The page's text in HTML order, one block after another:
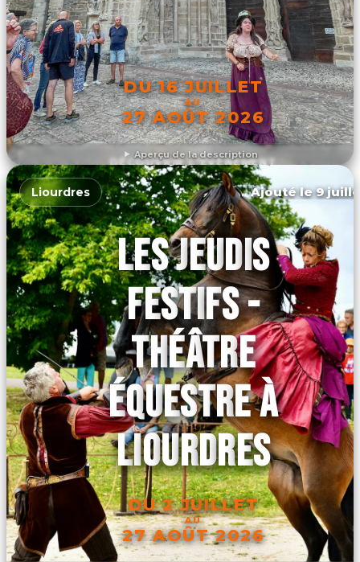
Aperçu de la description
DU 16 JUILLET
AU
27 AOÛT 2026
DÉCOUVRIR L'ÉVÉNEMENT
Liourdres Ajouté le 9
LES JEUDIS
FESTIFS -
THÉÂTRE
ÉQUESTRE À
LIOURDRES
DU 2 JUILLET
AU
27 AOÛT 2026